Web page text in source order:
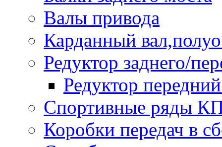
Валы привода
Карданный
Редуктор заднего/
Редуктор
Спортивные ряды
Коробки передач в